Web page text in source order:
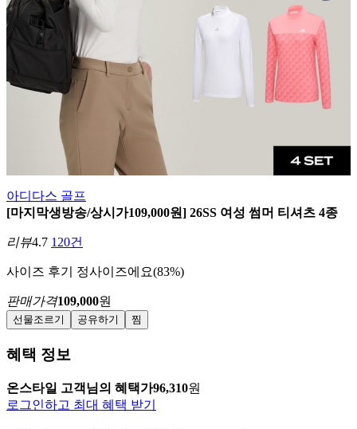
아디다스 골프
[마지막생방송/상시가109,000원] 26SS 여성 썸머 티셔츠 4종
리뷰4.7 120건
사이즈 후기 정사이즈에요(83%)
판매가격109,000원
선물조르기 공유하기 찜
혜택 정보
온스타일 고객님의 혜택가96,310원
로그인하고 최대 혜택 받기